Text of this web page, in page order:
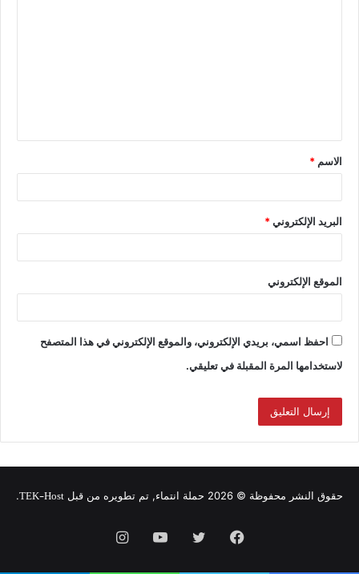
الاسم *
البريد الإلكتروني*
الموقع الإلكتروني
احفظ اسمي، بريدي الإلكتروني، والموقع الإلكتروني في هذا المتصفح
لاستخدامها المرة المقبلة في تعليقي.
حقوق النشر محفوظة © 2026 حملة انتماء, تم تطويره من قبل TEK-Host
.
فيسبوك تويتر يوتيوبانستقرام